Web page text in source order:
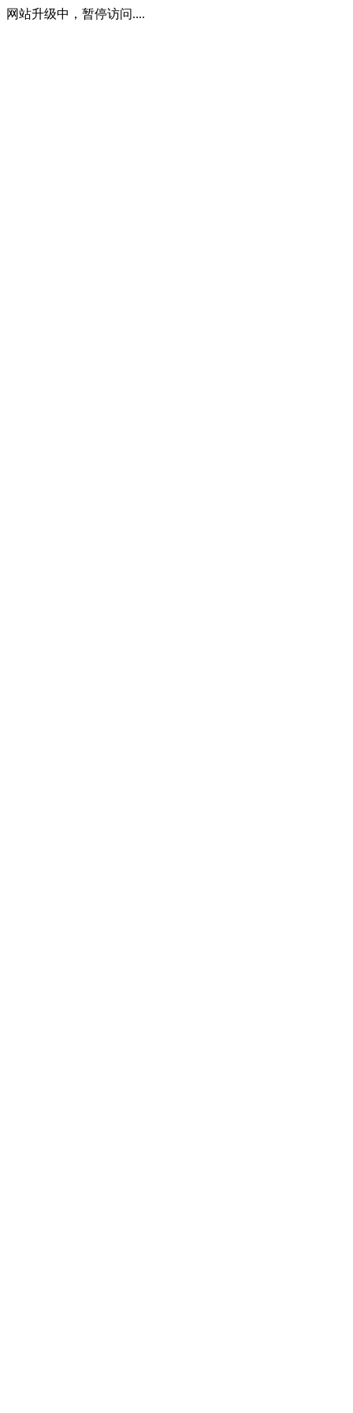
网站升级中，暂停访问....